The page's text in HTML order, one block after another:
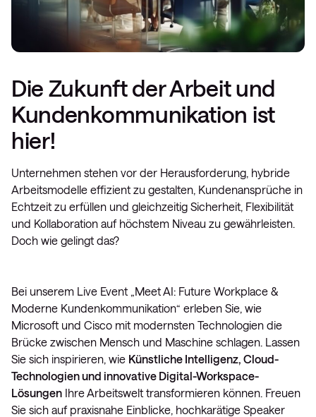
Die Zukunft der Arbeit und
Kundenkommunikation ist
hier!
Unternehmen stehen vor der Herausforderung, hybride
Arbeitsmodelle effizient zu gestalten, Kundenansprüche in
Echtzeit zu erfüllen und gleichzeitig Sicherheit, Flexibilität
und Kollaboration auf höchstem Niveau zu gewährleisten.
Doch wie gelingt das?
Bei unserem Live Event „Meet AI: Future Workplace &
Moderne Kundenkommunikation“ erleben Sie, wie
Microsoft und Cisco mit modernsten Technologien die
Brücke zwischen Mensch und Maschine schlagen. Lassen
Sie sich inspirieren, wie Künstliche Intelligenz, Cloud-
Technologien und innovative Digital-Workspace-
Lösungen Ihre Arbeitswelt transformieren können. Freuen
Sie sich auf praxisnahe Einblicke, hochkarätige Speaker